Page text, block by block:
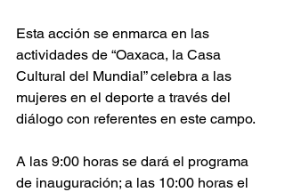
Esta acción se enmarca en las
actividades de “Oaxaca, la Casa
Cultural del Mundial” celebra a las
mujeres en el deporte a través del
diálogo con referentes en este campo.
A las 9:00 horas se dará el programa
de inauguración; a las 10:00 horas el